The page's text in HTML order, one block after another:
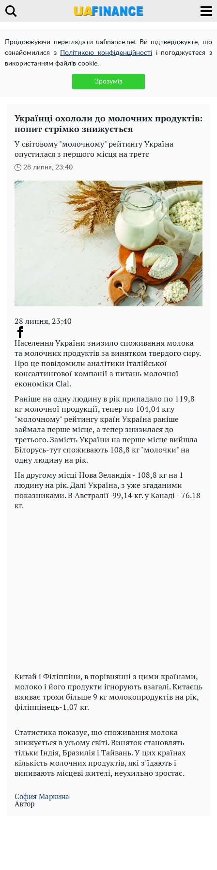
Продовжуючи переглядати uafinance.net Ви підтверджуєте, що
ознайомилися з
Політикою конфіденційності і погоджуєтеся з
використанням файлів cookie.
Зрозумів
Українці охололи до молочних продуктів:
попит стрімко знижується
У світовому "молочному" рейтингу Україна
опустилася з першого місця на третє
28 липня, 23:40
28 липня, 23:40
Населення України знизило споживання молока
та молочних продуктів за винятком твердого сиру.
Про це повідомили аналітики італійської
консалтингової компанії з питань молочної
економіки Clal.
Раніше на одну людину в рік припадало по 119,8
кг молочної продукції, тепер по 104,04 кг.у
"молочному" рейтингу країн Україна раніше
займала перше місце, а тепер знизилася до
третього. Замість України на перше місце вийшла
Білорусь-тут споживають 108,8 кг "молочки" на
одну людину на рік.
На другому місці Нова Зеландія - 108,8 кг на 1
людину на рік. Далі Україна, з уже згаданими
показниками. В Австралії-99,14 кг. у Канаді - 76.18
кг.
Китай і Філіппіни, в порівнянні з цими країнами,
молоко і його продукти ігнорують взагалі. Китаєць
вживає трохи більше 9 кг молокопродуктів на рік,
філіппінець-1,07 кг.
Статистика показує, що споживання молока
знижується в усьому світі. Виняток становлять
тільки Індія, Бразилія і Тайвань. У цих країнах
кількість молочних продуктів, які з'їдають і
випивають місцеві жителі, неухильно зростає.
София Маркина
Автор